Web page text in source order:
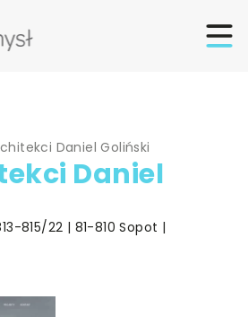
Daniel Goliński
Daniel
815/22 | 81-810 Sopot |